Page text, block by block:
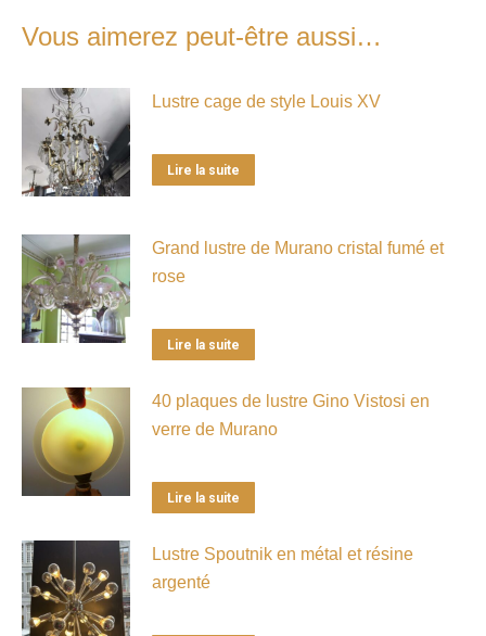
Vous aimerez peut-être aussi…
Lustre cage de style Louis XV
Lire la suite
Grand lustre de Murano cristal fumé et
rose
Lire la suite
40 plaques de lustre Gino Vistosi en
verre de Murano
Lire la suite
Lustre Spoutnik en métal et résine
argenté